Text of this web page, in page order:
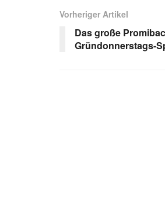
Vorheriger Artikel
Das große
Gründonnerstags-